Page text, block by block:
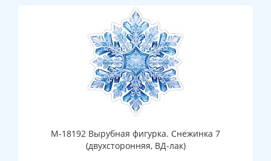
М-18192 Вырубная фигурка. Снежинка 7
(двухсторонняя, ВД-лак)